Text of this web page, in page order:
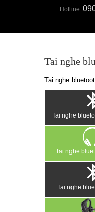
Hotline:
Tai nghe
Tai nghe
Tai nghe
Tai nghe
Tai nghe